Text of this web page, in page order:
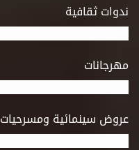
ندوات ثقافية
مهرجانات
عروض سينمائية ومسرحيات